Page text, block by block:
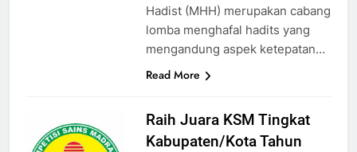
Hadist (MHH) merupakan cabang
lomba menghafal hadits yang
mengandung aspek ketepatan…
Read More
Raih Juara KSM Tingkat
Kabupaten/Kota Tahun